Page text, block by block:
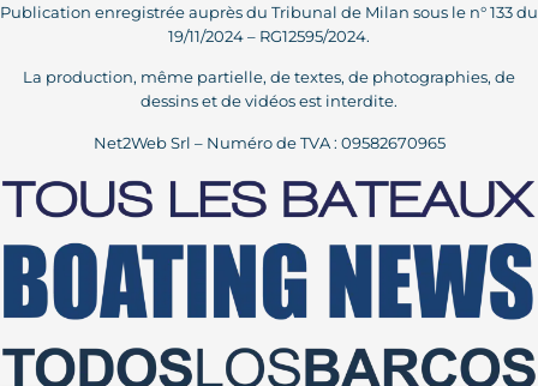
Publication enregistrée auprès du Tribunal de Milan sous le n° 133 du
19/11/2024 – RG12595/2024.
La production, même partielle, de textes, de photographies, de
dessins et de vidéos est interdite.
Net2Web Srl – Numéro de TVA : 09582670965